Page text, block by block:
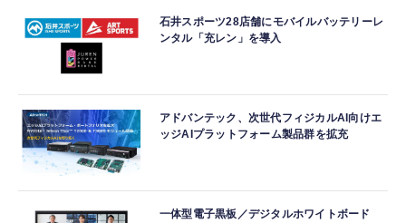
石井スポーツ28店舗にモバイルバッテリーレ
ンタル「充レン」を導入
アドバンテック、次世代フィジカルAI向けエ
ッジAIプラットフォーム製品群を拡充
一体型電子黒板／デジタルホワイトボード